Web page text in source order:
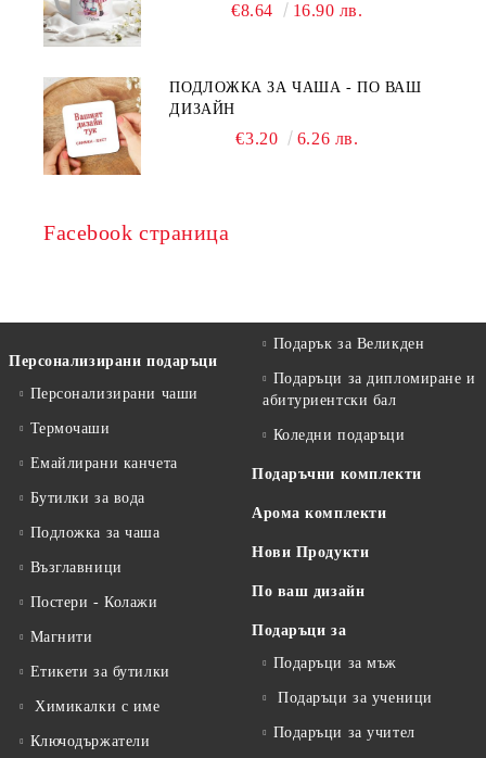
€8.64 16.90 лв.
ПОДЛОЖКА ЗА ЧАША - ПО ВАШ
ДИЗАЙН
€3.20 6.26 лв.
Facebook страница
Персонализирани подаръци
Персонализирани чаши
Термочаши
Емайлирани канчета
Бутилки за вода
Подложка за чаша
Възглавници
Постери - Колажи
Магнити
Етикети за бутилки
Химикалки с име
Ключодържатели
Подарък за Великден
Подаръци за дипломиране и
абитуриентски бал
Коледни подаръци
Подаръчни комплекти
Арома комплекти
Нови Продукти
По ваш дизайн
Подаръци за
Подаръци за мъж
Подаръци за ученици
Подаръци за учител